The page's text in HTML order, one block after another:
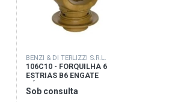
BENZI & DI TERLIZZI S.R.L.
106C10 - FORQUILHA 6
ESTRIAS B6 ENGATE
RÁPIDO
Sob consulta